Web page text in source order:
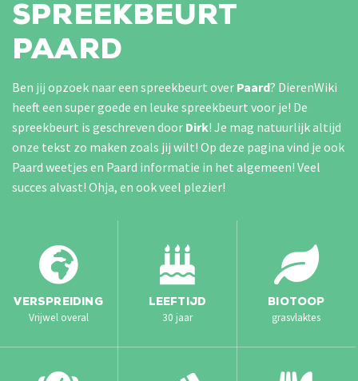
SPREEKBEURT
PAARD
Ben jij opzoek naar een spreekbeurt over Paard? DierenWiki
heeft een super goede en leuke spreekbeurt voor je! De
spreekbeurt is geschreven door Dirk! Je mag natuurlijk altijd
onze tekst zo maken zoals jij wilt! Op deze pagina vind je ook
Paard weetjes en Paard informatie in het algemeen! Veel
succes alvast! Ohja, en ook veel plezier!
VERSPREIDING
Vrijwel overal
LEEFTIJD
30 jaar
BIOTOOP
grasvlaktes